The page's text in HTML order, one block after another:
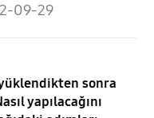
09-29
sonra
yapılacağını